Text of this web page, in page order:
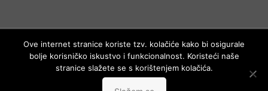
Odvodnja Samobor d.o.o. © 2014 - 2022. Sva prava pridržana.
Ove internet stranice koriste tzv. kolačiće kako bi osigurale
bolje korisničko iskustvo i funkcionalnost. Koristeći naše
stranice slažete se s korištenjem kolačića.